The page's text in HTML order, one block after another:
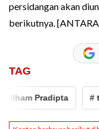
persidangan akan
berikutnya.
TAG
Pradipta